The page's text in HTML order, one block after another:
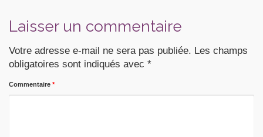
Laisser un commentaire
Votre adresse e-mail ne sera pas publiée. Les champs
obligatoires sont indiqués avec *
Commentaire *